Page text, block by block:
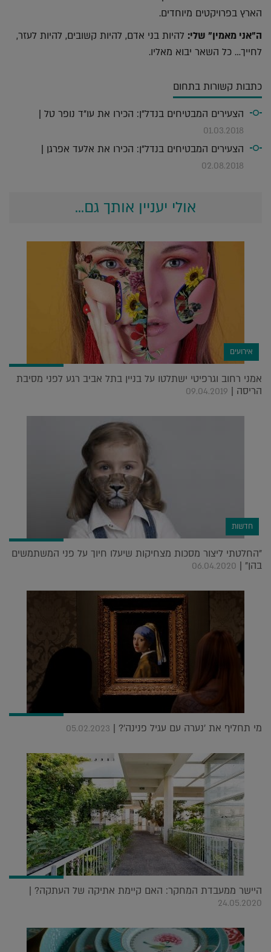
הארץ בפרויקטים מיוחדים.
ה"אני מאמין" שלי: להיות בני אדם, להיות קשובים, להיות לעזר,
לחייך… כל השאר יבוא מאליו.
כתבות קשורות בתחום
הצעירים המבטיחים בנדל"ן: הכירו את עו"ד נופר טל |
01.03.2018
הצעירים המבטיחים בנדל"ן: הכירו את אלעד אפרגן |
02.08.2018
אולי יעניין אותך גם...
אירועים
אמני רחוב וגרפיטי ישתלטו על בניין בתל אביב רגע לפני מסיבת
הריסה | 09.04.2019
חדשות
"החלטתי ליצור מסכות מצחיקות שיעלו חיוך על פני המשתמשים
בהן" | 06.04.2020
מי תחליף את 'נערה עם עגיל פנינה'? | 05.02.2023
היישר ממעבדת המחקר: האם קיימת אתיקה של העתקה? |
24.05.2020